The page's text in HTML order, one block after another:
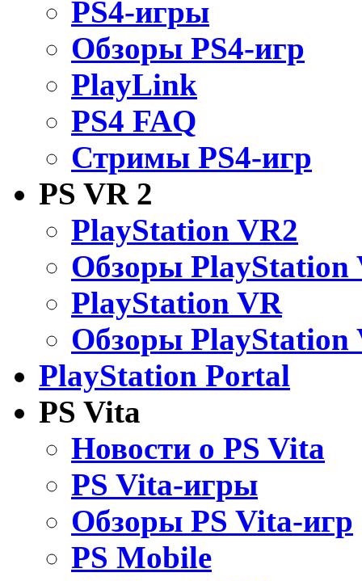
PS4-игры
Обзоры PS4-игр
PlayLink
PS4 FAQ
Стримы PS4-игр
PS VR 2
PlayStation VR2
Обзоры PlayStation
PlayStation VR
Обзоры PlayStation
PlayStation Portal
PS Vita
Новости о PS Vita
PS Vita-игры
Обзоры PS Vita-игр
PS Mobile